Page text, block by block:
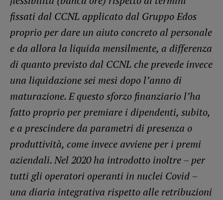
fissati dal CCNL applicato dal Gruppo Edos
proprio per dare un aiuto concreto al personale
e da allora la liquida mensilmente, a differenza
di quanto previsto dal CCNL che prevede invece
una liquidazione sei mesi dopo l’anno di
maturazione. E questo sforzo finanziario l’ha
fatto proprio per premiare i dipendenti, subito,
e a prescindere da parametri di presenza o
produttività, come invece avviene per i premi
aziendali. Nel 2020 ha introdotto inoltre – per
tutti gli operatori operanti in nuclei Covid –
una diaria integrativa rispetto alle retribuzioni